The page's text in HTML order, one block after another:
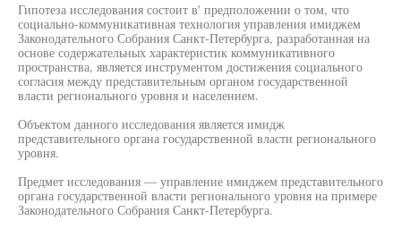
Гипотеза исследования состоит в' предположении о том, что
социально-коммуникативная технология управления имиджем
Законодательного Собрания Санкт-Петербурга, разработанная на
основе содержательных характеристик коммуникативного
пространства, является инструментом достижения социального
согласия между представительным органом государственной
власти регионального уровня и населением.
Объектом данного исследования является имидж
представительного органа государственной власти регионального
уровня.
Предмет исследования — управление имиджем представительного
органа государственной власти регионального уровня на примере
Законодательного Собрания Санкт-Петербурга.